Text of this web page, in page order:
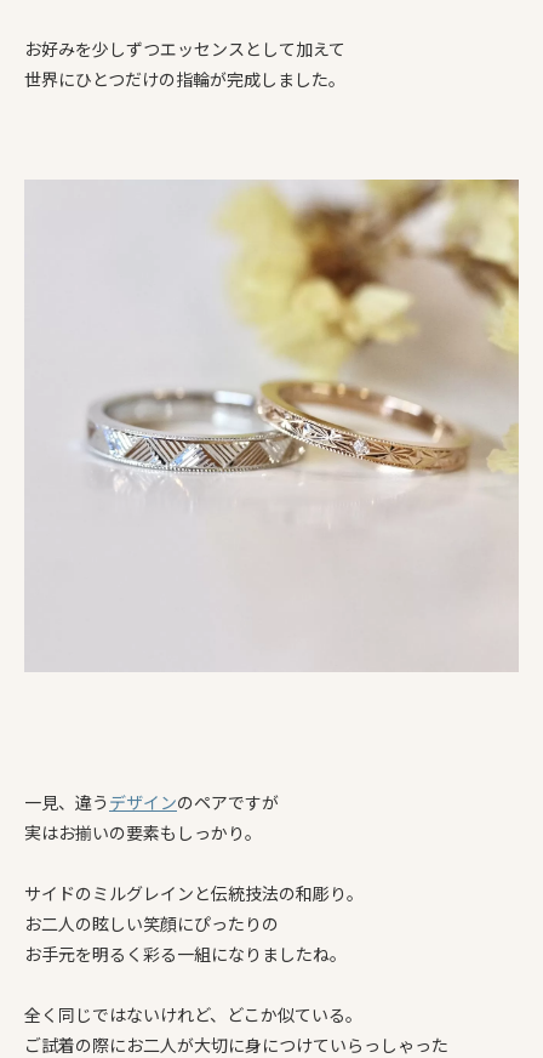
お好みを少しずつエッセンスとして加えて
世界にひとつだけの指輪が完成しました。
一見、違う デザインのペアですが
実はお揃いの要素もしっかり。
サイドのミルグレインと伝統技法の和彫り。
お二人の眩しい笑顔にぴったりの
お手元を明るく彩る一組になりましたね。
全く同じではないけれど、どこか似ている。
ご試着の際にお二人が大切に身につけていらっしゃった